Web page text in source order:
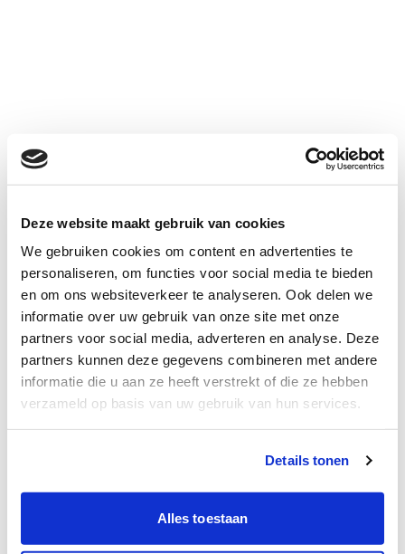
Deze website maakt gebruik van cookies
We gebruiken cookies om content en advertenties te
personaliseren, om functies voor social media te bieden
en om ons websiteverkeer te analyseren. Ook delen we
informatie over uw gebruik van onze site met onze
partners voor social media, adverteren en analyse. Deze
partners kunnen deze gegevens combineren met andere
informatie die u aan ze heeft verstrekt of die ze hebben
verzameld op basis van uw gebruik van hun services.
Details tonen
Alles toestaan